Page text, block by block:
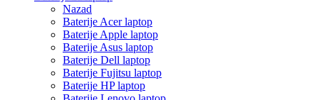
Nazad
Baterije Acer laptop
Baterije Apple laptop
Baterije Asus laptop
Baterije Dell laptop
Baterije Fujitsu laptop
Baterije HP laptop